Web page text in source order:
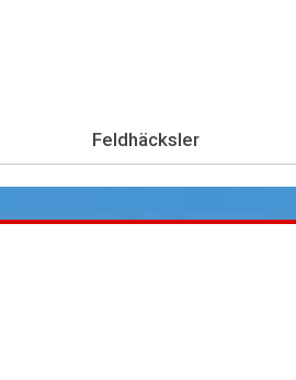
Feldhäcksler